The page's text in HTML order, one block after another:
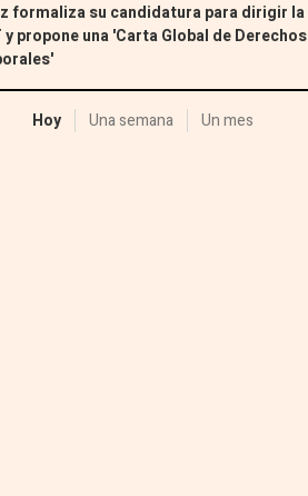
formaliza su candidatura para dirigir la
y propone una 'Carta Global de Derechos
Hoy Una semana Un mes